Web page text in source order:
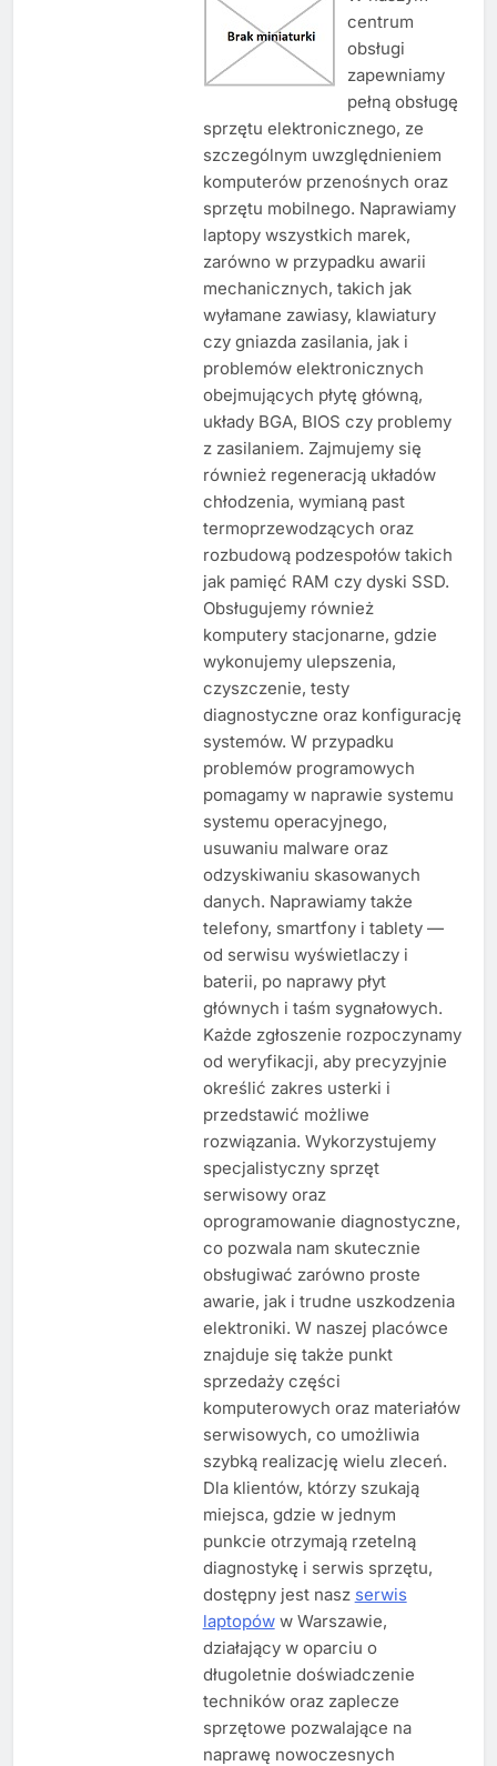
centrum
obsługi
zapewniamy
pełną obsługę
sprzętu elektronicznego, ze
szczególnym uwzględnieniem
komputerów przenośnych oraz
sprzętu mobilnego. Naprawiamy
laptopy wszystkich marek,
zarówno w przypadku awarii
mechanicznych, takich jak
wyłamane zawiasy, klawiatury
czy gniazda zasilania, jak i
problemów elektronicznych
obejmujących płytę główną,
układy BGA, BIOS czy problemy
z zasilaniem. Zajmujemy się
również regeneracją układów
chłodzenia, wymianą past
termoprzewodzących oraz
rozbudową podzespołów takich
jak pamięć RAM czy dyski SSD.
Obsługujemy również
komputery stacjonarne, gdzie
wykonujemy ulepszenia,
czyszczenie, testy
diagnostyczne oraz konfigurację
systemów. W przypadku
problemów programowych
pomagamy w naprawie systemu
systemu operacyjnego,
usuwaniu malware oraz
odzyskiwaniu skasowanych
danych. Naprawiamy także
telefony, smartfony i tablety —
od serwisu wyświetlaczy i
baterii, po naprawy płyt
głównych i taśm sygnałowych.
Każde zgłoszenie rozpoczynamy
od weryfikacji, aby precyzyjnie
określić zakres usterki i
przedstawić możliwe
rozwiązania. Wykorzystujemy
specjalistyczny sprzęt
serwisowy oraz
oprogramowanie diagnostyczne,
co pozwala nam skutecznie
obsługiwać zarówno proste
awarie, jak i trudne uszkodzenia
elektroniki. W naszej placówce
znajduje się także punkt
sprzedaży części
komputerowych oraz materiałów
serwisowych, co umożliwia
szybką realizację wielu zleceń.
Dla klientów, którzy szukają
miejsca, gdzie w jednym
punkcie otrzymają rzetelną
diagnostykę i serwis sprzętu,
dostępny jest nasz serwis
laptopóww Warszawie,
działający w oparciu o
długoletnie doświadczenie
techników oraz zaplecze
sprzętowe pozwalające na
naprawę nowoczesnych